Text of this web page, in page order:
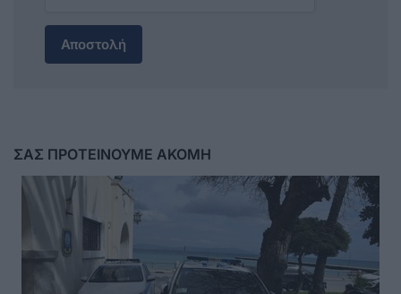
Αποστολή
ΣΑΣ ΠΡΟΤΕΙΝΟΥΜΕ ΑΚΟΜΗ